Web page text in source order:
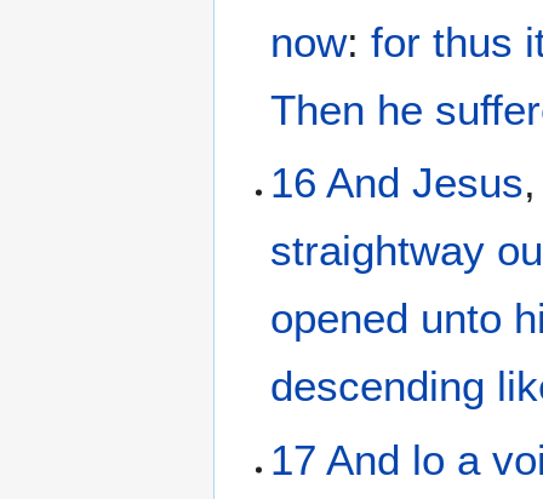
now:for thus
Then he
16 And Jesus
straightway
opened unto
descending
17 And lo a